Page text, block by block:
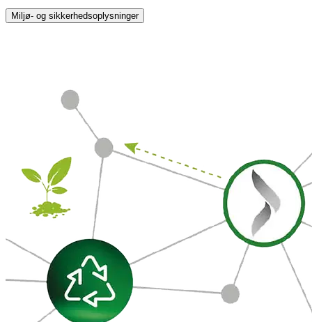
Miljø- og sikkerhedsoplysninger